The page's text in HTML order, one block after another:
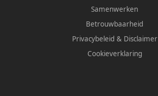
Samenwerken
Betrouwbaarheid
Privacybeleid & Disclaimer
Cookieverklaring